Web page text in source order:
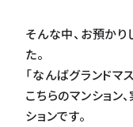
そんな中、お預か
た。
「なんばグランドマ
こちらのマンション
ションです。